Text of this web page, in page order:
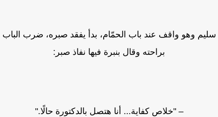
وهو واقف عند باب الحمّام، بدأ يفقد صبره، ضرب الباب
براحته وقال بنبرة فيها نفاذ صبر:
– "خلاص كفاية... أنا هتصل بالدكتورة حالًا."